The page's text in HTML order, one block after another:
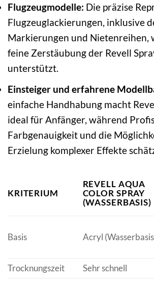
Flugzeugmodelle: Die präzise
Flugzeuglackierungen, inklusive
Markierungen und Nietenreihen,
feine Zerstäubung der Revell
unterstützt.
Einsteiger und erfahrene
einfache Handhabung macht
ideal für Anfänger, während
Farbgenauigkeit und die
Erzielung komplexer Effekte
KRITERIUM
REVELL AQUA
COLOR SPRAY
(WASSERBASIS)
Basis Acryl
Trocknungszeit Sehr schnell